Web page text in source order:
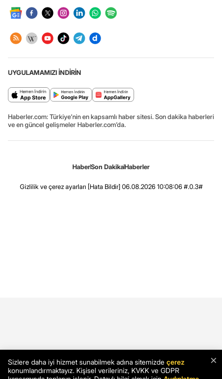
UYGULAMAMIZI İNDİRİN
Haberler.com: Türkiye’nin en kapsamlı haber sitesi. Son dakika haberleri
ve en güncel gelişmeler Haberler.com’da.
HaberSon DakikaHaberler
Gizlilik ve çerez ayarları [Hata Bildir] 06.08.2026 10:08:06 #.0.3#
×
Sizlere daha iyi hizmet sunabilmek adına sitemizde çerez
konumlandırmaktayız. Kişisel verileriniz, KVKK ve GDPR